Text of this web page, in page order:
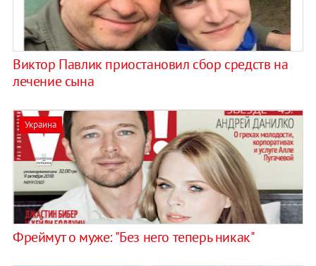
Виктор Павлик приостановил сбор средств на
лечение сына
Украина
Фреймут о муже: "Без него теперь никак"